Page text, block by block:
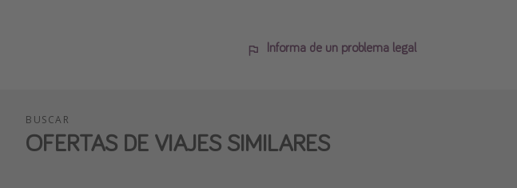
Informa de un problema legal
BUSCAR
OFERTAS DE VIAJES SIMILARES